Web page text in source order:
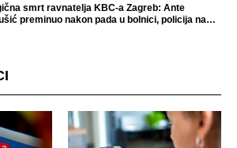
smrt ravnatelja KBC-a Zagreb: Ante
preminuo nakon pada u bolnici, policija na